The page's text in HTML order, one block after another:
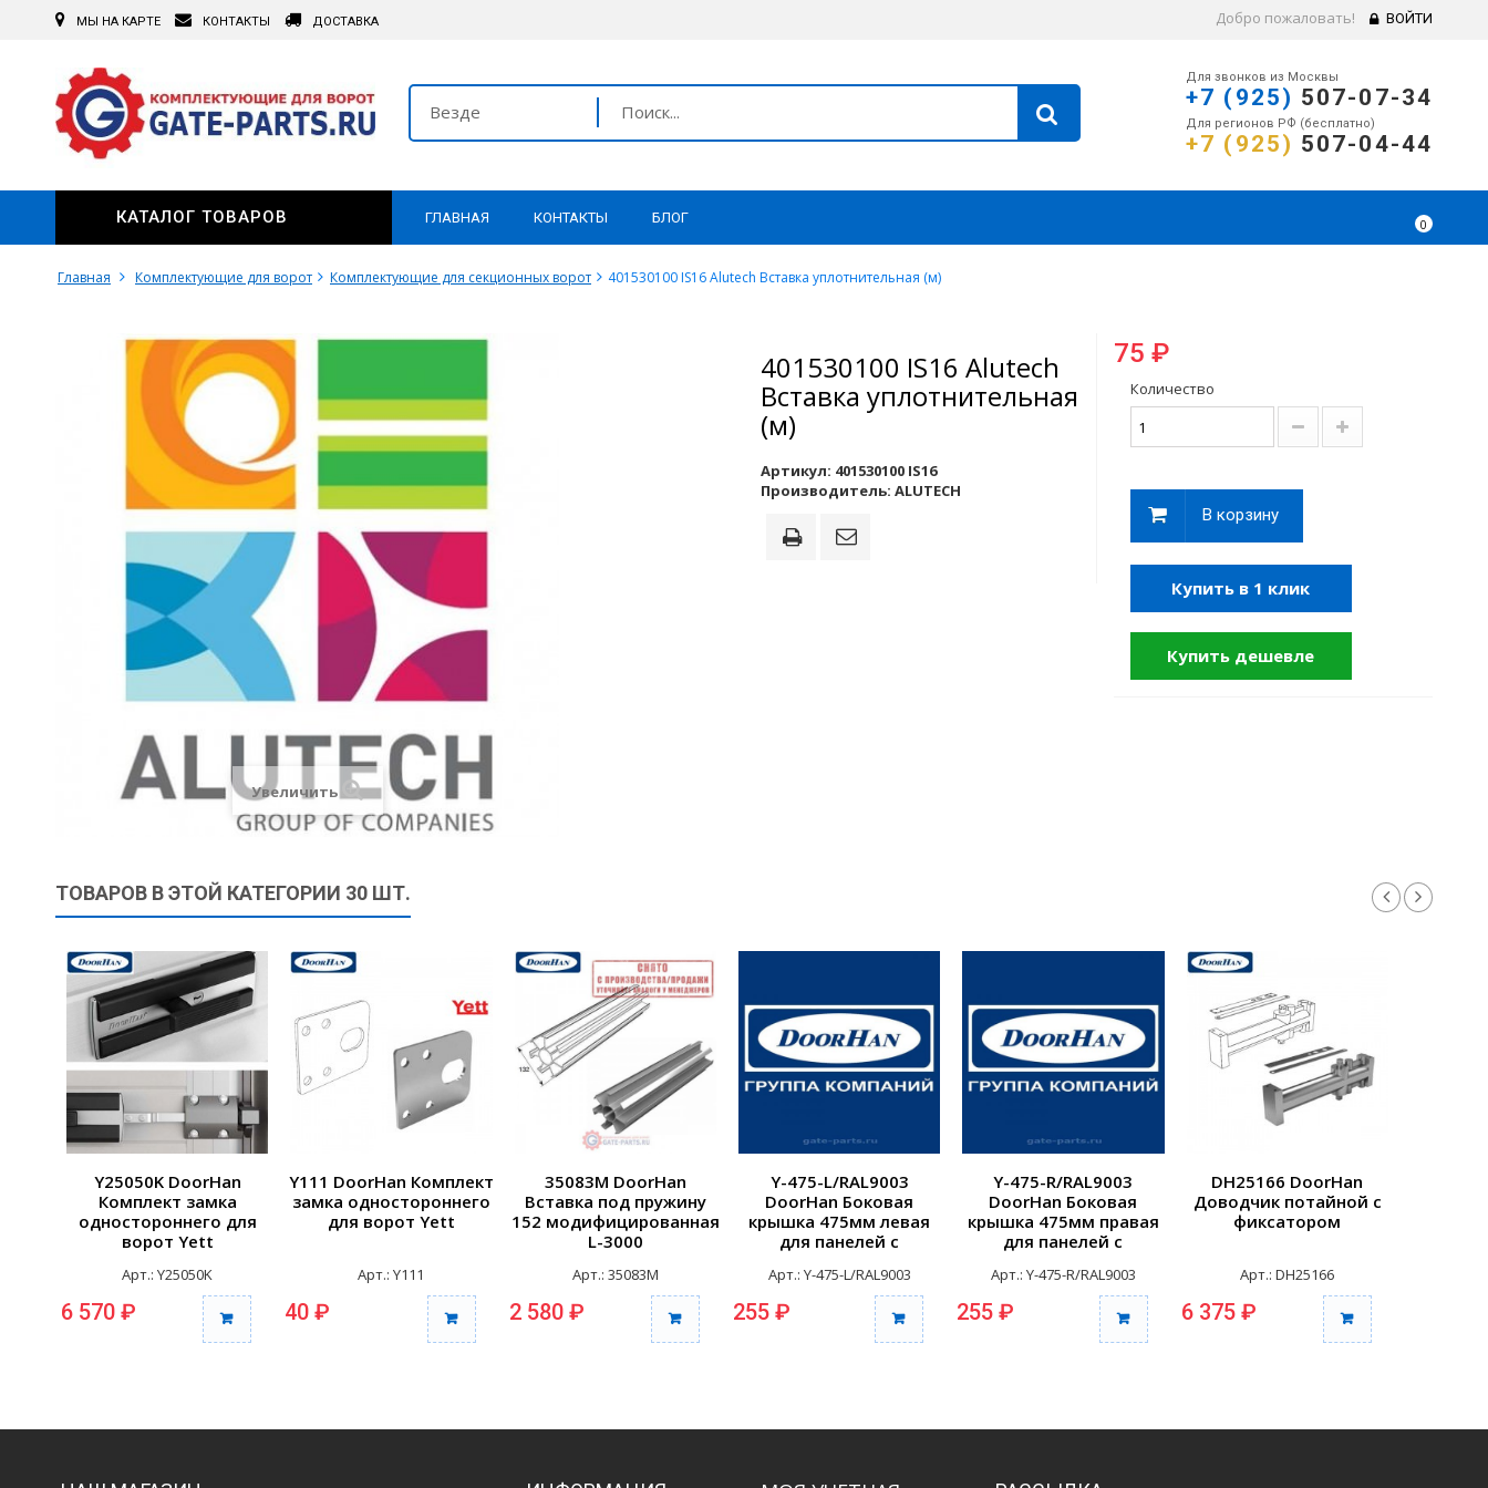
Добро пожаловать! ВОЙТИ
МЫ НА КАРТЕ КОНТАКТЫ ДОСТАВКА
Везде
Для звонков из Москвы
+7 (925) 507-07-34
Для регионов РФ (бесплатно)
+7 (925) 507-04-44
0
ГЛАВНАЯ КОНТАКТЫ БЛОГ
КАТАЛОГ ТОВАРОВ
Главная Комплектующие для ворот Комплектующие для секционных ворот 401530100 IS16 Alutech Вставка уплотнительная (м)
Увеличить
401530100 IS16 Alutech
Вставка уплотнительная
(м)
Артикул: 401530100 IS16
Производитель: ALUTECH
75 ₽
Количество
В корзину
Купить в 1 клик
Купить дешевле
ТОВАРОВ В ЭТОЙ КАТЕГОРИИ 30 ШТ.
Y25050K DoorHan
Комплект замка
одностороннего для
ворот Yett
Арт.: Y25050K
6 570 ₽
Y111 DoorHan Комплект
замка одностороннего
для ворот Yett
Арт.: Y111
40 ₽
35083M DoorHan
Вставка под пружину
152 модифицированная
L-3000
Арт.: 35083M
2 580 ₽
Y-475-L/RAL9003
DoorHan Боковая
крышка 475мм левая
для панелей с
крепления RAL9003
Арт.: Y-475-L/RAL9003
255 ₽
Y-475-R/RAL9003
DoorHan Боковая
крышка 475мм правая
для панелей с
крепления RAL9003
Арт.: Y-475-R/RAL9003
255 ₽
DH25166 DoorHan
Доводчик потайной с
фиксатором
Арт.: DH25166
6 375 ₽